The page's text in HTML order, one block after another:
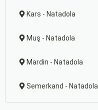
Kars - Natadola
Muş - Natadola
Mardin - Natadola
Semerkand - Natadola